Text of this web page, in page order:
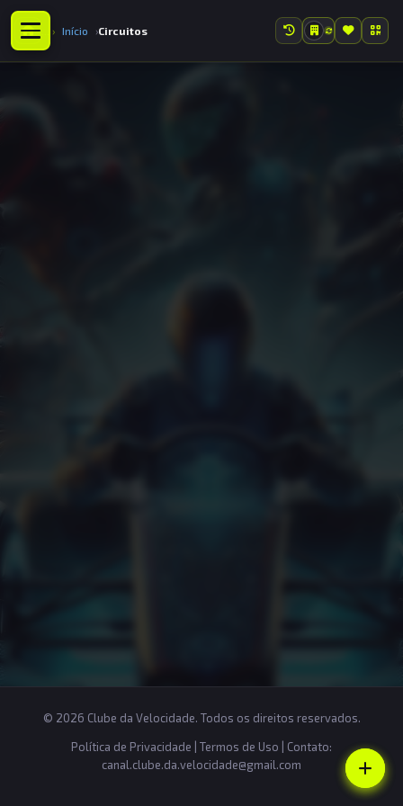
Início Circuitos
© 2026 Clube da Velocidade. Todos os direitos reservados.
Política de Privacidade
Termos de Uso | Contato:
canal.clube.da.velocidade@gmail.com